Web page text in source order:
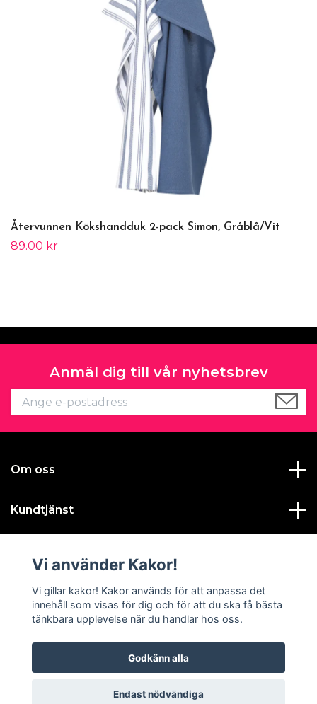
Återvunnen Kökshandduk 2-pack Simon, Gråblå/Vit
89.00 kr
Anmäl dig till vår nyhetsbrev
Om oss
Kundtjänst
Sociala medier
© 2026 Gustavas Magasin
Vi använder Kakor!
Vi gillar kakor! Kakor används för att anpassa det
innehåll som visas för dig och för att du ska få bästa
tänkbara upplevelse när du handlar hos oss.
Godkänn alla
Endast nödvändiga